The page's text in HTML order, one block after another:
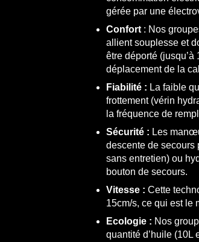
gérée par une
Confort : Nos
allient souplesse et
être déporté (jusqu’à
déplacement de la
Fiabilité : La faible
frottement (vérin
la fréquence de
Sécurité : Les
descente de secours
sans entretien) ou
bouton de secours.
Vitesse : Cette
15cm/s, ce qui est le
Ecologie : Nos
quantité d’huile (10L